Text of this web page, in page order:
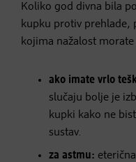
Koliko god divna bila
kupku protiv prehlade,
kojima nažalost morate
ako imate vrlo
slučaju bolje je
kupki kako ne
sustav.
za astmu: